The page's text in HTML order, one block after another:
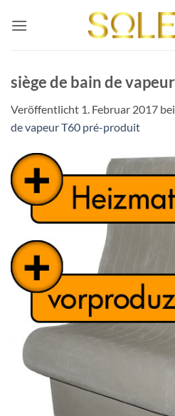
Inhalt
siège de bain de
Veröffentlicht 1. Februar 2017 bei
de vapeur T60 pré-produit